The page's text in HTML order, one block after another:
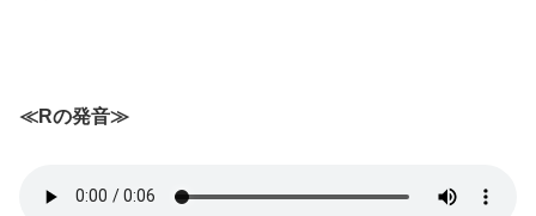
≪Rの発音≫